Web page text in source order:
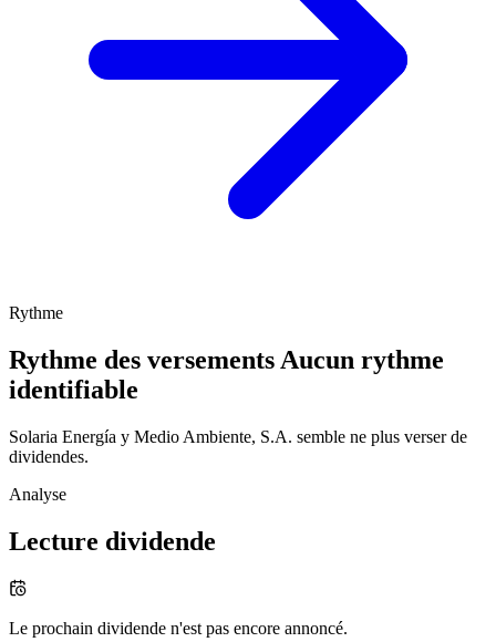
Rythme
Rythme des versements Aucun rythme
identifiable
Solaria Energía y Medio Ambiente, S.A. semble ne plus verser de
dividendes.
Analyse
Lecture dividende
Le prochain dividende n'est pas encore annoncé.